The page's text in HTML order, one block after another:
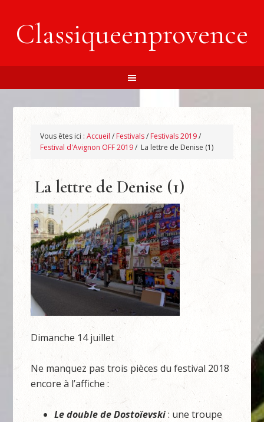
Classiqueenprovence
Vous êtes ici :Accueil / Festivals/ Festivals 2019/
Festival d'Avignon OFF 2019/ La lettre de Denise (1)
La lettre de Denise (1)
Dimanche 14 juillet
Ne manquez pas trois pièces du festival 2018
encore à l’affiche :
Le double de Dostoïevski: une troupe